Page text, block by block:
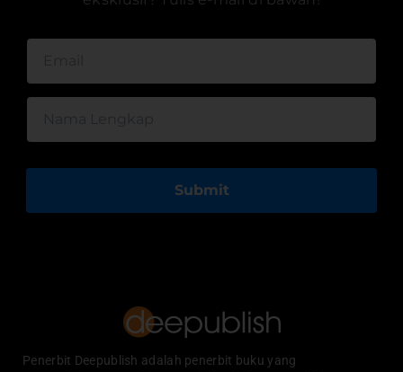
Submit
Penerbit Deepublish adalah penerbit buku yang